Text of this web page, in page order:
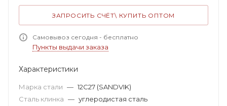
ЗАПРОСИТЬ СЧЁТ\ КУПИТЬ ОПТОМ
Самовывоз сегодня - бесплатно
Пункты выдачи заказа
Характеристики
Марка стали — 12C27 (SANDVIK)
Сталь клинка — углеродистая сталь